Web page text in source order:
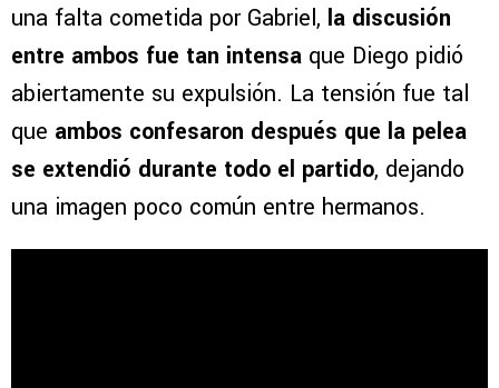
una falta cometida por Gabriel, la discusión
entre ambos fue tan intensa que Diego pidió
abiertamente su expulsión. La tensión fue tal
que ambos confesaron después que la pelea
se extendió durante todo el partido, dejando
una imagen poco común entre hermanos.